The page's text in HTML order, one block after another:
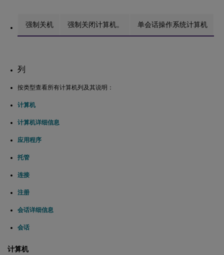
强制关机 强制关闭计算机。 单会话操作系统计算机
列
按类型查看所有计算机列及其说明：
计算机
计算机详细信息
应用程序
托管
连接
注册
会话详细信息
会话
计算机